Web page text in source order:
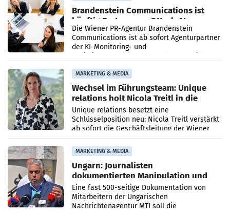
Brandenstein Communications ist
künftig Partner von OtterlyAI
Die Wiener PR-Agentur Brandenstein
Communications ist ab sofort Agenturpartner
der KI-Monitoring- und
MARKETING & MEDIA
Wechsel im Führungsteam: Unique
relations holt Nicola Treitl in die
Geschäftsleitung
Unique relations besetzt eine
Schlüsselposition neu: Nicola Treitl verstärkt
ab sofort die Geschäftsleitung der Wiener
PR-Agentur an der Seite von Josef Kalina und
Anna Kalina-Mahr.
MARKETING & MEDIA
Ungarn: Journalisten
dokumentierten Manipulation und
Zensur
Eine fast 500-seitige Dokumentation von
Mitarbeitern der Ungarischen
Nachrichtenagentur MTI soll die